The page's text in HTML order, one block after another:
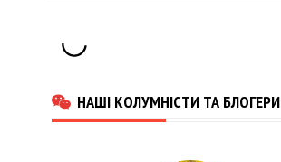
НАШІ КОЛУМНІСТИ ТА БЛОГЕРИ